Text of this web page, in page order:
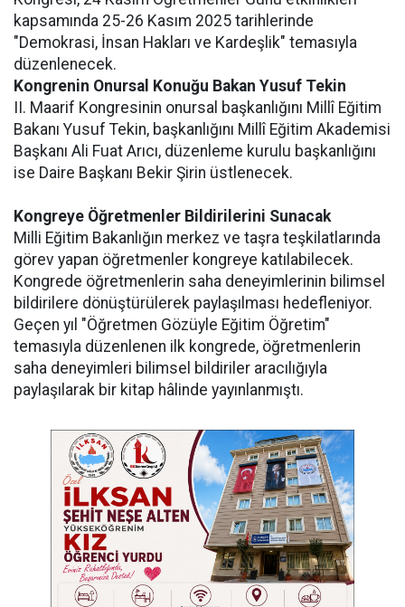
kapsamında 25-26 Kasım 2025 tarihlerinde
"Demokrasi, İnsan Hakları ve Kardeşlik" temasıyla
düzenlenecek.
Kongrenin Onursal Konuğu Bakan Yusuf Tekin
II. Maarif Kongresinin onursal başkanlığını Millî Eğitim
Bakanı Yusuf Tekin, başkanlığını Millî Eğitim Akademisi
Başkanı Ali Fuat Arıcı, düzenleme kurulu başkanlığını
ise Daire Başkanı Bekir Şirin üstlenecek.
​​Kongreye Öğretmenler Bildirilerini Sunacak
Milli Eğitim Bakanlığın merkez ve taşra teşkilatlarında
görev yapan öğretmenler kongreye katılabilecek.
Kongrede öğretmenlerin saha deneyimlerinin bilimsel
bildirilere dönüştürülerek paylaşılması hedefleniyor.
Geçen yıl "Öğretmen Gözüyle Eğitim Öğretim"
temasıyla düzenlenen ilk kongrede, öğretmenlerin
saha deneyimleri bilimsel bildiriler aracılığıyla
paylaşılarak bir kitap hâlinde yayınlanmıştı.